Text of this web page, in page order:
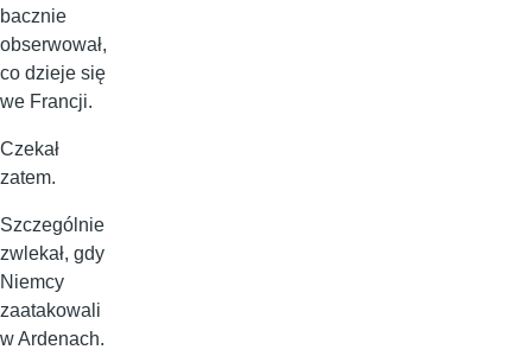
bacznie
obserwował,
co dzieje się
we Francji.
Czekał
zatem.
Szczególnie
zwlekał, gdy
Niemcy
zaatakowali
w Ardenach.